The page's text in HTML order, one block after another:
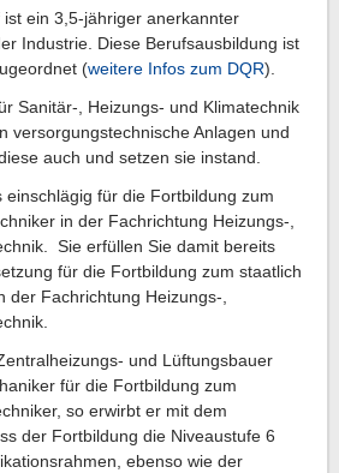
ist ein 3,5-jähriger anerkannter
Industrie. Diese Berufsausbildung ist
(weitere Infos zum DQR).
Sanitär-, Heizungs- und Klimatechnik
versorgungstechnische Anlagen und
auch und setzen sie instand.
einschlägig für die Fortbildung zum
in der Fachrichtung Heizungs-,
Sie erfüllen Sie damit bereits
für die Fortbildung zum staatlich
der Fachrichtung Heizungs-,
und Lüftungsbauer
für die Fortbildung zum
so erwirbt er mit dem
der Fortbildung die Niveaustufe 6
ebenso wie der